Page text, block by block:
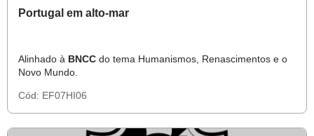
Portugal em alto-mar
Alinhado à BNCC do tema Humanismos, Renascimentos e o
Novo Mundo.
Cód: EF07HI06